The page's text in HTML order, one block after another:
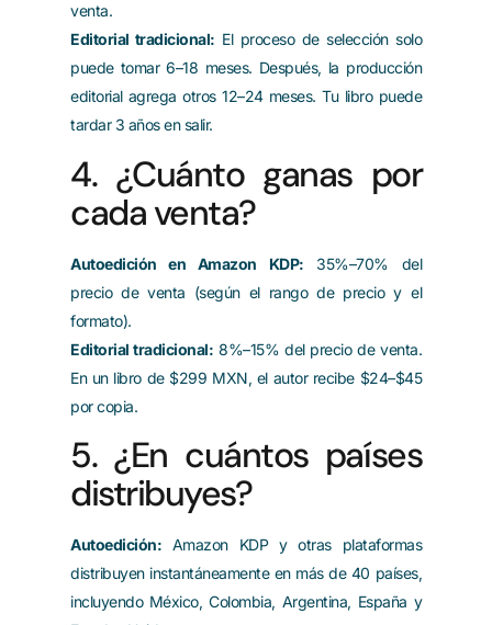
venta.
Editorial tradicional: El proceso de selección solo
puede tomar 6–18 meses. Después, la producción
editorial agrega otros 12–24 meses. Tu libro puede
tardar 3 años en salir.
4. ¿Cuánto ganas por
cada venta?
Autoedición en Amazon KDP: 35%–70% del
precio de venta (según el rango de precio y el
formato).
Editorial tradicional: 8%–15% del precio de venta.
En un libro de $299 MXN, el autor recibe $24–$45
por copia.
5. ¿En cuántos países
distribuyes?
Autoedición: Amazon KDP y otras plataformas
distribuyen instantáneamente en más de 40 países,
incluyendo México, Colombia, Argentina, España y